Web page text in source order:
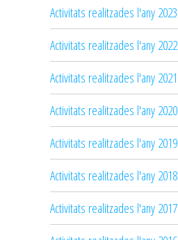
Activitats realitzades l'any 2023
Activitats realitzades l'any 2022
Activitats realitzades l'any 2021
Activitats realitzades l'any 2020
Activitats realitzades l'any 2019
Activitats realitzades l'any 2018
Activitats realitzades l'any 2017